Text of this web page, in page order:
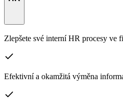
Zlepšete své interní HR procesy ve
Efektivní a okamžitá výměna